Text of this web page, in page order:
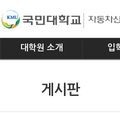
대학원 소개 입
게시판